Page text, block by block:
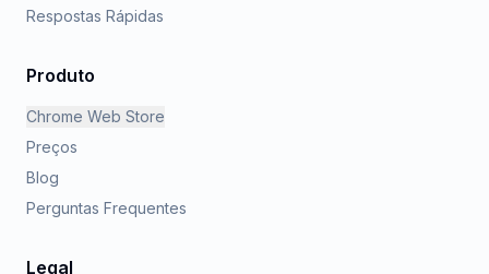
Respostas Rápidas
Produto
Chrome Web Store
Preços
Blog
Perguntas Frequentes
Legal